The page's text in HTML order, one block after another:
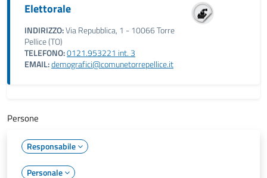
Elettorale
INDIRIZZO:Via Repubblica, 1 - 10066 Torre
Pellice (TO)
TELEFONO:0121.953221 int. 3
EMAIL:demografici@comunetorrepellice.it
Persone
Responsabile
Personale